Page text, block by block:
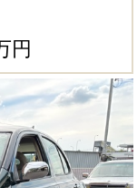
円